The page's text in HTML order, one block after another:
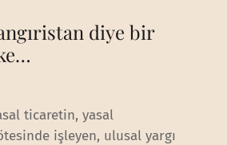
diye bir
ticaretin, yasal
işleyen, ulusal yargı